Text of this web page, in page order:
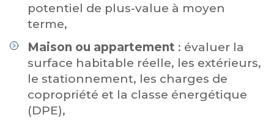
potentiel de plus-value à moyen
terme,
Maison ou appartement : évaluer la
surface habitable réelle, les extérieurs,
le stationnement, les charges de
copropriété et la classe énergétique
(DPE),